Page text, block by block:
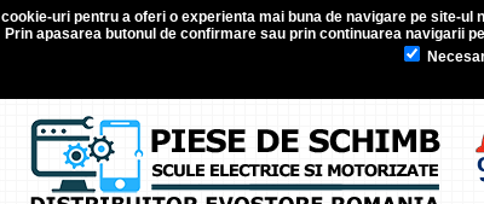
cookie-uripentru a oferi o experienta mai buna de navigare pe site-ul
Prin apasarea butonul de confirmare sau prin continuarea navigarii